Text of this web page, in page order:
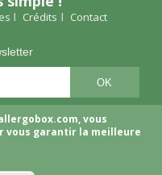
Crédits Contact
vous
vous garantir la meilleure